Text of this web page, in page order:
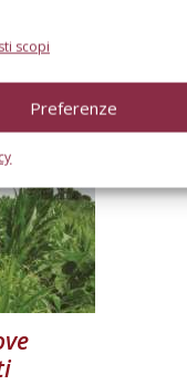
scopi
Preferenze